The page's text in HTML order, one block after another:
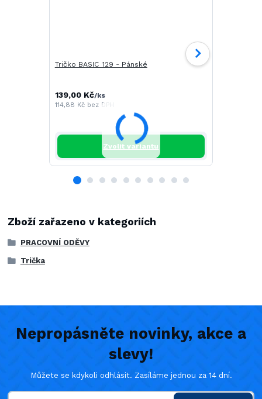
Tričko BASIC 129 - Pánské
139,00 Kč/ks
114,88 Kč bez DPH
Zvolit variantu
Zboží zařazeno v kategoriích
PRACOVNÍ ODĚVY
Trička
Nepropásněte novinky, akce a
slevy!
Můžete se kdykoli odhlásit. Zasíláme jednou za 14 dní.